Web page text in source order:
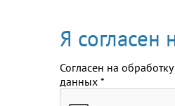
Я согласен
Согласен на обработку
данных *